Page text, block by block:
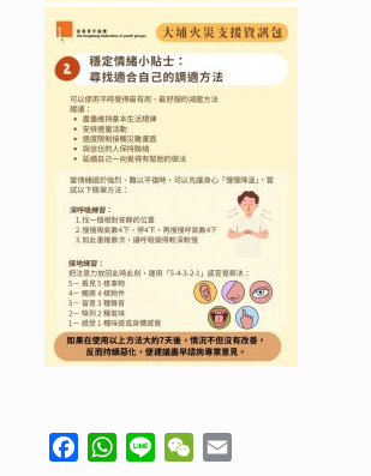
FacebookWhatsApp
Line WeChat